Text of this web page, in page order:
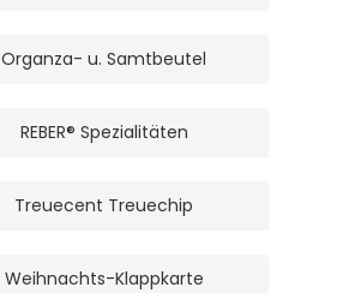
Organza- u. Samtbeutel
REBER® Spezialitäten
Treuecent Treuechip
Weihnachts-Klappkarte